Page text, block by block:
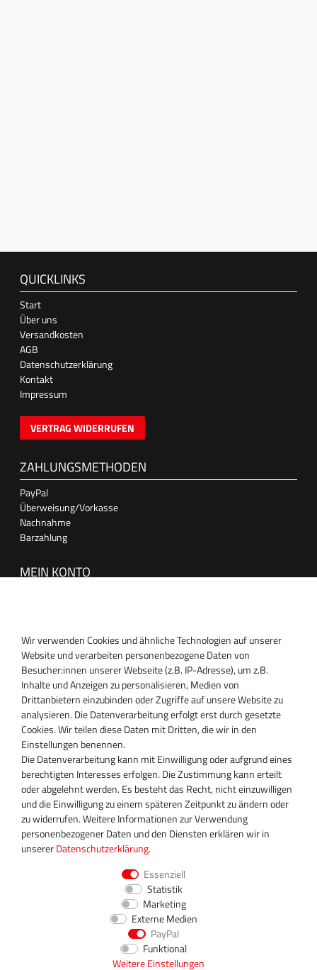
QUICKLINKS
Start
Über uns
Versandkosten
AGB
Datenschutzerklärung
Kontakt
Impressum
VERTRAG WIDERRUFEN
ZAHLUNGSMETHODEN
PayPal
Überweisung/Vorkasse
Nachnahme
Barzahlung
MEIN KONTO
SUPPORT
Inhaber:
Magnos Turbosystems GmbH
Miraustraße 27-29
D-13509 Berlin
+49 30 340 606 740
+49 30 340 606 740
+49 30 340 606 745
info@turboservice24.de
Aktuelle Öffnungszeiten
Mo-Fr: 08:00 Uhr - 18:00 Uhr
Sa: geschlossen
Wir verwenden Cookies und ähnliche Technologien auf unserer
Website und verarbeiten personenbezogene Daten von
Besucher:innen unserer Webseite (z.B. IP-Adresse), um z.B.
Inhalte und Anzeigen zu personalisieren, Medien von
Drittanbietern einzubinden oder Zugriffe auf unsere Website zu
analysieren. Die Datenverarbeitung erfolgt erst durch gesetzte
Cookies. Wir teilen diese Daten mit Dritten, die wir in den
Einstellungen benennen.
Die Datenverarbeitung kann mit Einwilligung oder aufgrund eines
berechtigten Interesses erfolgen. Die Zustimmung kann erteilt
oder abgelehnt werden. Es besteht das Recht, nicht einzuwilligen
und die Einwilligung zu einem späteren Zeitpunkt zu ändern oder
zu widerrufen. Weitere Informationen zur Verwendung
personenbezogener Daten und den Diensten erklären wir in
unsererDaten­schutz­erklärung.
Essenziell
Statistik
Marketing
Externe Medien
PayPal
Funktional
Weitere Einstellungen